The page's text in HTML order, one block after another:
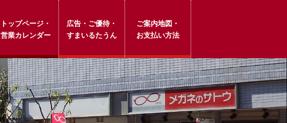
トップページ・
営業カレンダー
広告・ご優待・
すまいるたうん
ご案内地図・
お支払い方法